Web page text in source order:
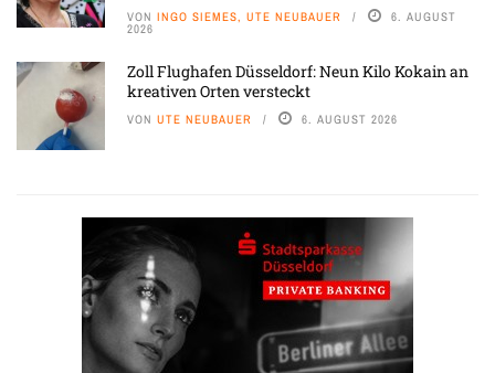
VON INGO SIEMES, UTE NEUBAUER 6. AUGUST
2026
Zoll Flughafen Düsseldorf: Neun Kilo Kokain an
kreativen Orten versteckt
VON UTE NEUBAUER 6. AUGUST 2026